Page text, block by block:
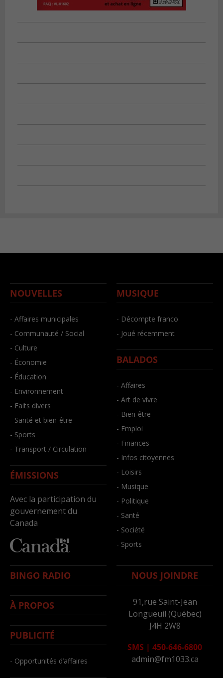
NOUVELLES
- Affaires municipales
- Communauté / Social
- Culture
- Économie
- Éducation
- Environnement
- Faits divers
- Santé et bien-être
- Sports
- Transport / Circulation
ÉMISSIONS
Avec la participation du
gouvernement du
Canada
MUSIQUE
- Décompte franco
- Joué récemment
BALADOS
- Affaires
- Art de vivre
- Bien-être
- Emploi
- Finances
- Infos citoyennes
- Loisirs
- Musique
- Politique
- Santé
- Société
- Sports
BINGO RADIO
À PROPOS
PUBLICITÉ
- Opportunités d’affaires
NOUS JOINDRE
91,rue Saint-Jean
Longueuil (Québec)
J4H 2W8
SMS | 450-646-6800
admin@fm1033.ca